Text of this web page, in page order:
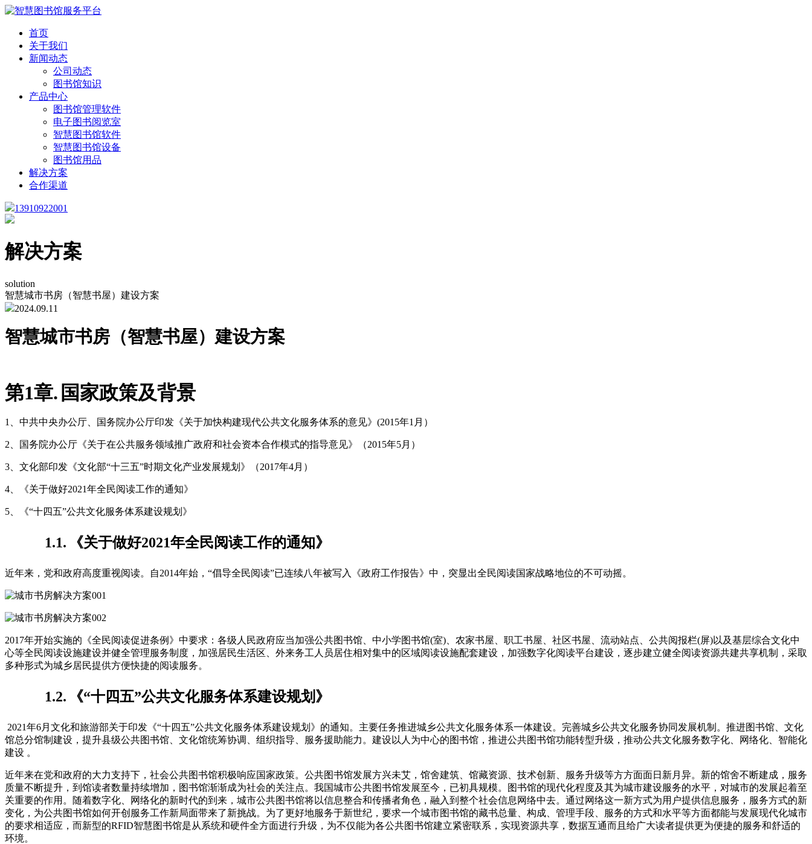
首页
关于我们
新闻动态
公司动态
图书馆知识
产品中心
图书馆管理软件
电子图书阅览室
智慧图书馆软件
智慧图书馆设备
图书馆用品
解决方案
合作渠道
13910922001
解决方案
solution
智慧城市书房（智慧书屋）建设方案
2024.09.11
智慧城市书房（智慧书屋）建设方案
第1章. 国家政策及背景
1、中共中央办公厅、国务院办公厅印发《关于加快构建现代公共文化服务体系的意见》(2015年1月）
2、国务院办公厅《关于在公共服务领域推广政府和社会资本合作模式的指导意见》（2015年5月）
3、文化部印发《文化部“十三五”时期文化产业发展规划》（2017年4月）
4、《关于做好2021年全民阅读工作的通知》
5、《“十四五”公共文化服务体系建设规划》
1.1. 《关于做好2021年全民阅读工作的通知》
近年来，党和政府高度重视阅读。自2014年始，“倡导全民阅读”已连续八年被写入《政府工作报告》中，突显出全民阅读国家战略地位的不可动摇。
2017年开始实施的《全民阅读促进条例》中要求：各级人民政府应当加强公共图书馆、中小学图书馆(室)、农家书屋、职工书屋、社区书屋、流动站点、公共阅报栏(屏)以及基层综合文化中
心等全民阅读设施建设并健全管理服务制度，加强居民生活区、外来务工人员居住相对集中的区域阅读设施配套建设，加强数字化阅读平台建设，逐步建立健全阅读资源共建共享机制，采取
多种形式为城乡居民提供方便快捷的阅读服务。
1.2. 《“十四五”公共文化服务体系建设规划》
2021年6月文化和旅游部关于印发《“十四五”公共文化服务体系建设规划》的通知。主要任务推进城乡公共文化服务体系一体建设。完善城乡公共文化服务协同发展机制。推进图书馆、文化
馆总分馆制建设，提升县级公共图书馆、文化馆统筹协调、组织指导、服务援助能力。建设以人为中心的图书馆，推进公共图书馆功能转型升级，推动公共文化服务数字化、网络化、智能化
建设 。
近年来在党和政府的大力支持下，社会公共图书馆积极响应国家政策。公共图书馆发展方兴未艾，馆舍建筑、馆藏资源、技术创新、服务升级等方方面面日新月异。新的馆舍不断建成，服务
质量不断提升，到馆读者数量持续增加，图书馆渐渐成为社会的关注点。我国城市公共图书馆发展至今，已初具规模。图书馆的现代化程度及其为城市建设服务的水平，对城市的发展起着至
关重要的作用。随着数字化、网络化的新时代的到来，城市公共图书馆将以信息整合和传播者角色，融入到整个社会信息网络中去。通过网络这一新方式为用户提供信息服务，服务方式的新
变化，为公共图书馆如何开创服务工作新局面带来了新挑战。为了更好地服务于新世纪，要求一个城市图书馆的藏书总量、构成、管理手段、服务的方式和水平等方面都能与发展现代化城市
的要求相适应，而新型的RFID智慧图书馆是从系统和硬件全方面进行升级，为不仅能为各公共图书馆建立紧密联系，实现资源共享，数据互通而且给广大读者提供更为便捷的服务和舒适的
环境。